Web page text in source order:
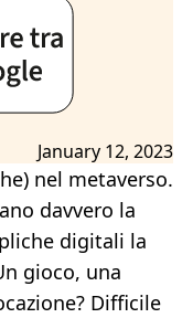
January 12, 2023
nel metaverso.
davvero la
digitali la
gioco, una
Difficile